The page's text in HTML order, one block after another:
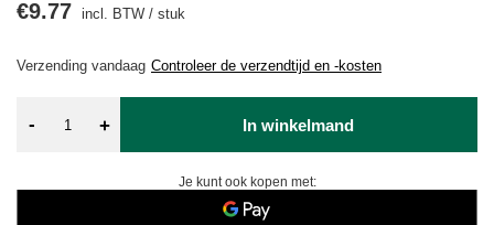
Verzending vandaag Controleer de verzendtijd en -kosten
€9.77 incl. BTW / stuk
- + In winkelmand
Je kunt ook kopen met: